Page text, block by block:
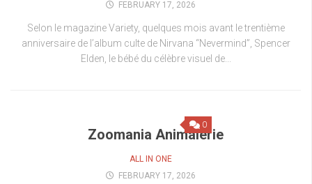
FEBRUARY 17, 2026
Selon le magazine Variety, quelques mois avant le trentième
anniversaire de l’album culte de Nirvana “Nevermind”, Spencer
Elden, le bébé du célèbre visuel de...
0
Zoomania Animalerie
ALL IN ONE
FEBRUARY 17, 2026